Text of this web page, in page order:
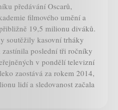
předávání Oscarů,
filmového umění a
19,5 milionu diváků.
soutěžily kasovní trháky
zastínila poslední tři ročníky
v pondělí televizní
zaostává za rokem 2014,
lidí a sledovanost začala